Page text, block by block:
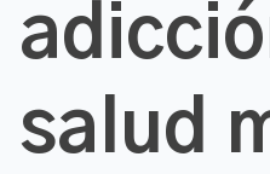
salud